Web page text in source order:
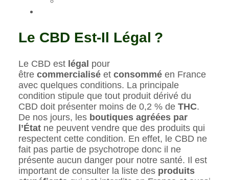
Le CBD Est-Il Légal ?
Le CBD est légal pour
être commercialiséet consomméen France
avec quelques conditions. La principale
condition stipule que tout produit dérivé du
CBD doit présenter moins de 0,2 % de THC.
De nos jours, les boutiques agréées par
l’Étatne peuvent vendre que des produits qui
respectent cette condition. En effet, le CBD ne
fait pas partie de psychotrope donc il ne
présente aucun danger pour notre santé. Il est
important de consulter la liste des produits